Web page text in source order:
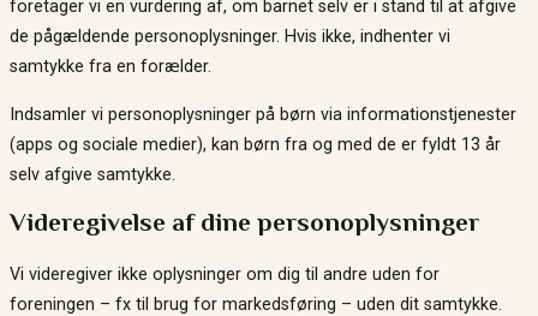
foretager vi en vurdering af, om barnet selv er i stand til at afgive
de pågældende personoplysninger. Hvis ikke, indhenter vi
samtykke fra en forælder.
Indsamler vi personoplysninger på børn via informationstjenester
(apps og sociale medier), kan børn fra og med de er fyldt 13 år
selv afgive samtykke.
Videregivelse af dine personoplysninger
Vi videregiver ikke oplysninger om dig til andre uden for
foreningen – fx til brug for markedsføring – uden dit samtykke.